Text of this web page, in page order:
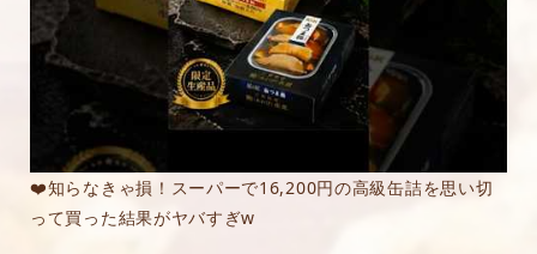
❤️知らなきゃ損！スーパーで16,200円の高級缶詰を思い切
って買った結果がヤバすぎw